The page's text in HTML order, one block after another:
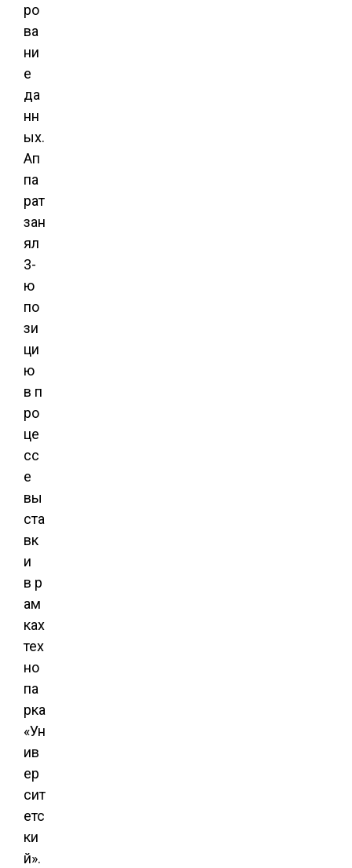
ро
ва
ни
е
да
нн
ых.
Ап
па
рат
зан
ял
3-
ю
по
зи
ци
ю
в п
ро
це
сс
е
вы
ста
вк
и
в р
ам
ках
тех
но
па
рка
«Ун
ив
ер
сит
етс
ки
й».